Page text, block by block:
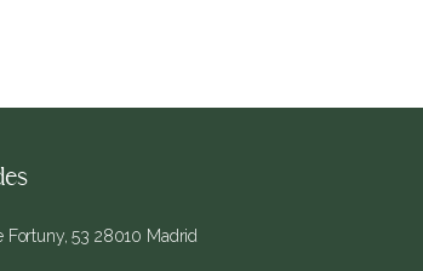
Fortuny, 53 28010 Madrid